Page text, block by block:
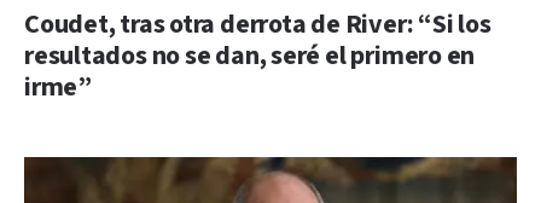
Coudet, tras otra derrota de River: “Si los
resultados no se dan, seré el primero en
irme”